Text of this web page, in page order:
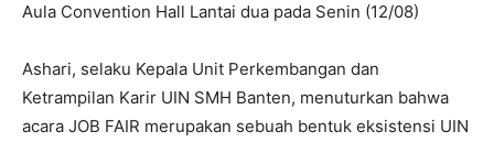
Aula Convention Hall Lantai dua pada Senin (12/08)
Ashari, selaku Kepala Unit Perkembangan dan
Ketrampilan Karir UIN SMH Banten, menuturkan bahwa
acara JOB FAIR merupakan sebuah bentuk eksistensi UIN